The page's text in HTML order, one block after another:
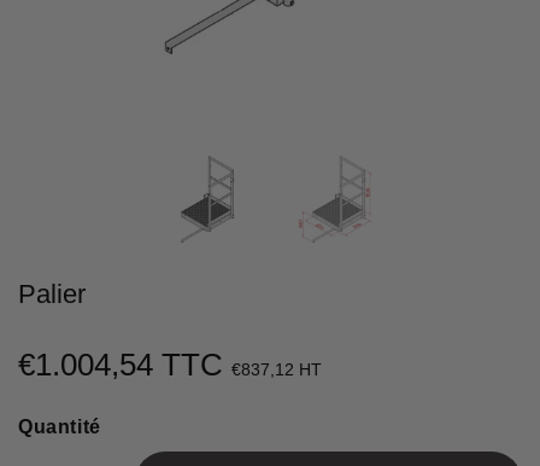
Palier
€1.004,54 TTC €837,12 HT
price
Quantité